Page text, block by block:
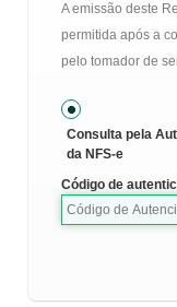
A emissão deste
permitida após a
pelo tomador de
Consulta pela
da NFS-e
Código de